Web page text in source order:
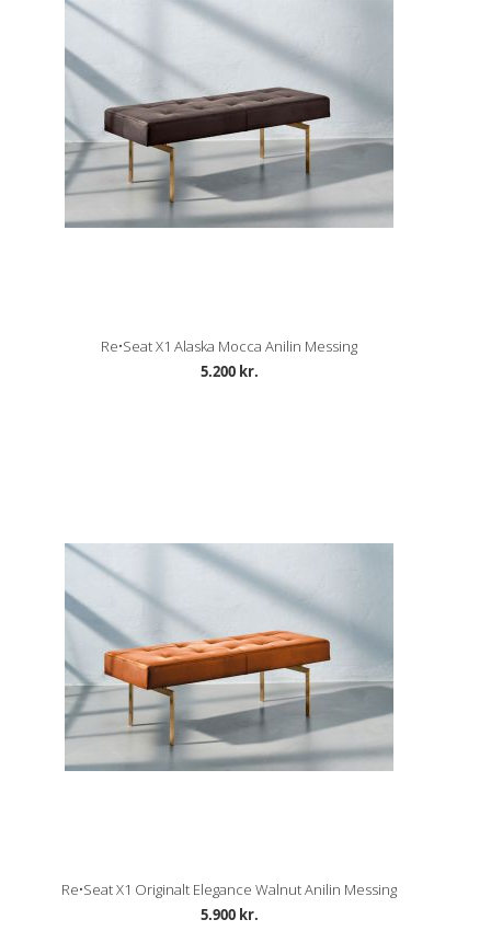
Re•Seat X1 Alaska Mocca Anilin Messing
5.200 kr.
Re•Seat X1 Originalt Elegance Walnut Anilin Messing
5.900 kr.